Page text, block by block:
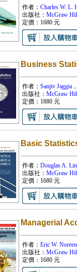
作者： Charles W. L.
出版社： McGraw
定價： 1680元
Business
作者： Sanjiv Jaggia
出版社： McGraw
定價： 1880元
Basic
作者： Douglas A.
出版社： McGraw
定價： 1680元
Managerial
作者： Eric W.
出版社： McGraw
定價： 1680元